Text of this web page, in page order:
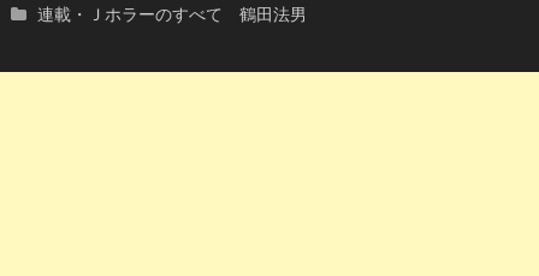
連載・Ｊホラーのすべて 鶴田法男